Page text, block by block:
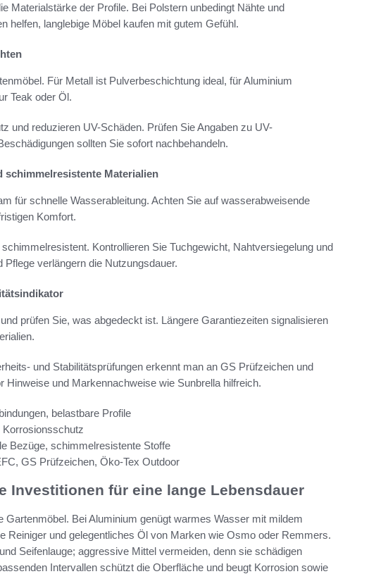
Materialstärke der Profile. Bei Polstern unbedingt Nähte und
helfen, langlebige Möbel kaufen mit gutem Gefühl.
Für Metall ist Pulverbeschichtung ideal, für Aluminium
Teak oder Öl.
und reduzieren UV-Schäden. Prüfen Sie Angaben zu UV-
sollten Sie sofort nachbehandeln.
schimmelresistente Materialien
für schnelle Wasserableitung. Achten Sie auf wasserabweisende
Komfort.
Kontrollieren Sie Tuchgewicht, Nahtversiegelung und
verlängern die Nutzungsdauer.
prüfen Sie, was abgedeckt ist. Längere Garantiezeiten signalisieren
und Stabilitätsprüfungen erkennt man an GS Prüfzeichen und
Hinweise und Markennachweise wie Sunbrella hilfreich.
belastbare Profile
Korrosionsschutz
Bezüge, schimmelresistente Stoffe
GS Prüfzeichen, Öko-Tex Outdoor
Investitionen für eine lange Lebensdauer
Gartenmöbel. Bei Aluminium genügt warmes Wasser mit mildem
Reiniger und gelegentliches Öl von Marken wie Osmo oder Remmers.
Seifenlauge; aggressive Mittel vermeiden, denn sie schädigen
Intervallen schützt die Oberfläche und beugt Korrosion sowie